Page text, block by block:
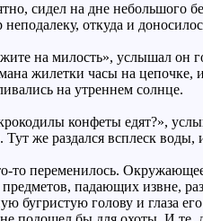
сидел на дне небольшого
неподалеку, откуда и
на милость», услышал он
жилетки часы на цепочке,
на утреннем солнце.
конфеты едят?»,
Тут же раздался всплеск
то переменилось.
падающих извне,
бугристую голову и глаза